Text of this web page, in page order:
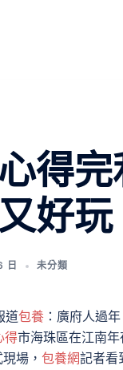
得
好玩
日 未分類
道包養 ：廣府人過
得市海珠區在江南
場， 包養網記者看